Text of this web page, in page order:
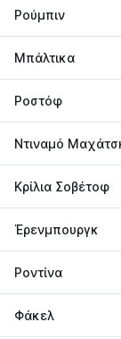
Ρούμπιν
Μπάλτικα
Ροστόφ
Ντιναμό
Κρίλια Σοβέτοφ
Έρενμπουργκ
Ροντίνα
Φάκελ